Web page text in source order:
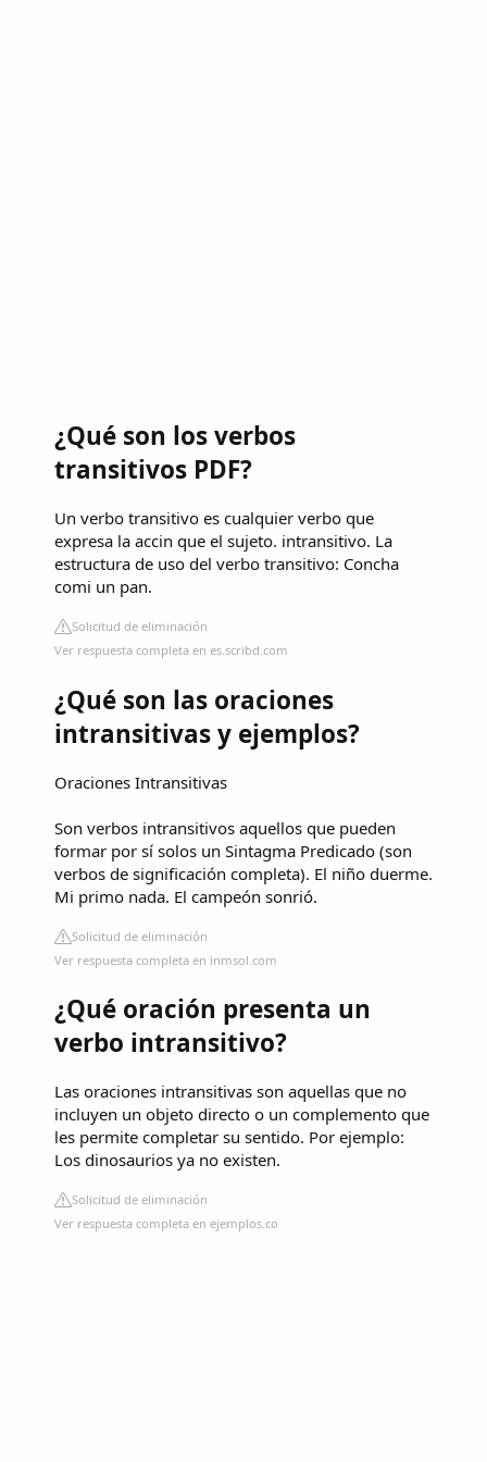
¿Qué son los verbos
transitivos PDF?
Un verbo transitivo es cualquier verbo que
expresa la accin que el sujeto. intransitivo. La
estructura de uso del verbo transitivo: Concha
comi un pan.
Solicitud de eliminación
Ver respuesta completa en es.scribd.com
¿Qué son las oraciones
intransitivas y ejemplos?
Oraciones Intransitivas
Son verbos intransitivos aquellos que pueden
formar por sí solos un Sintagma Predicado (son
verbos de significación completa). El niño duerme.
Mi primo nada. El campeón sonrió.
Solicitud de eliminación
Ver respuesta completa en inmsol.com
¿Qué oración presenta un
verbo intransitivo?
Las oraciones intransitivas son aquellas que no
incluyen un objeto directo o un complemento que
les permite completar su sentido. Por ejemplo:
Los dinosaurios ya no existen.
Solicitud de eliminación
Ver respuesta completa en ejemplos.co